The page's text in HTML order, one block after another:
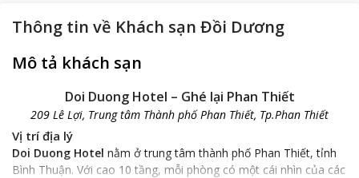
Thông tin về Khách sạn Đồi Dương
Mô tả khách sạn
Doi Duong Hotel – Ghé lại Phan Thiết
209 Lê Lợi, Trung tâm Thành phố Phan Thiết, Tp.Phan Thiết
Vị trí địa lý
Doi Duong Hotel nằm ở trung tâm thành phố Phan Thiết, tỉnh
Bình Thuận. Với cao 10 tầng, mỗi phòng có một cái nhìn của các